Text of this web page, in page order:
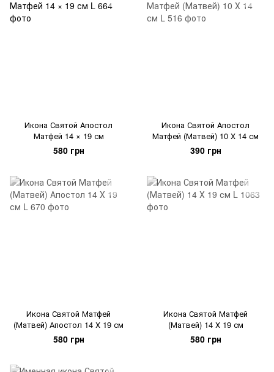
Икона Святой Апостол
Матфей 14 × 19 см
580 грн
Икона Святой Апостол
Матфей (Матвей) 10 Х 14 см
390 грн
Икона Святой Матфей
(Матвей) Апостол 14 Х 19 см
580 грн
Икона Святой Матфей
(Матвей) 14 Х 19 см
580 грн